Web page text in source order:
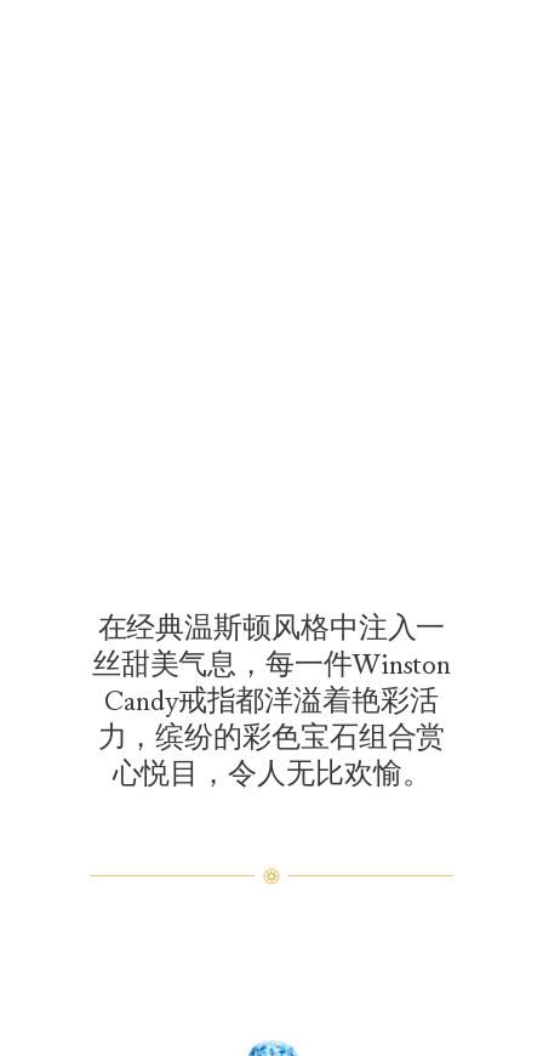
在经典温斯顿风格中注入一
丝甜美气息，每一件Winston
Candy戒指都洋溢着艳彩活
力，缤纷的彩色宝石组合赏
心悦目，令人无比欢愉。